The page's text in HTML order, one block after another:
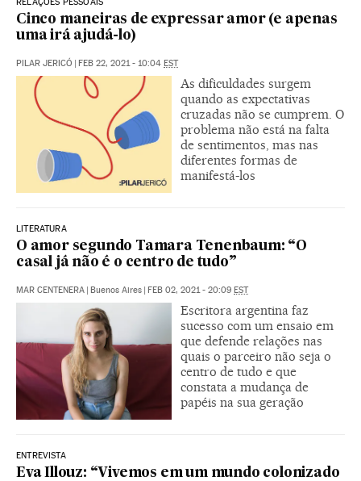
Cinco maneiras de expressar amor (e apenas
uma irá ajudá-lo)
PILAR JERICÓ | FEB 22, 2021 - 10:04 EST
As dificuldades surgem
quando as expectativas
cruzadas não se cumprem. O
problema não está na falta
de sentimentos, mas nas
diferentes formas de
manifestá-los
LITERATURA
O amor segundo Tamara Tenenbaum: “O
casal já não é o centro de tudo”
MAR CENTENERA | Buenos Aires | FEB 02, 2021 - 20:09 EST
Escritora argentina faz
sucesso com um ensaio em
que defende relações nas
quais o parceiro não seja o
centro de tudo e que
constata a mudança de
papéis na sua geração
ENTREVISTA
Eva Illouz: “Vivemos em um mundo colonizado